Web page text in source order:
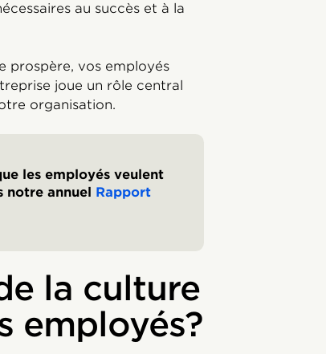
au succès et à la
prospère, vos employés
joue un rôle central
organisation.
les employés veulent
notre annuel Rapport
la culture
employés?